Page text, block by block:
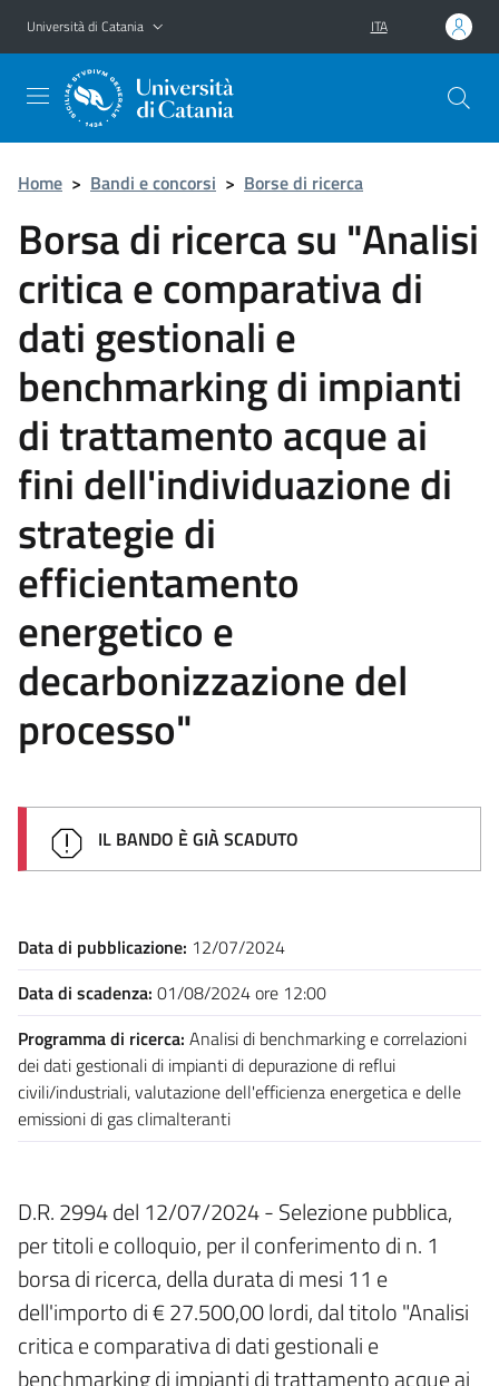
Vai al contenuto principale
Vai al menu di navigazione
Università di Catania ITA
Home > Bandi e concorsi > Borse di ricerca
Borsa di ricerca su "Analisi
critica e comparativa di
dati gestionali e
benchmarking di impianti
di trattamento acque ai
fini dell'individuazione di
strategie di
efficientamento
energetico e
decarbonizzazione del
processo"
IL BANDO È GIÀ SCADUTO
Data di pubblicazione: 12/07/2024
Data di scadenza: 01/08/2024 ore 12:00
Programma di ricerca: Analisi di benchmarking e correlazioni
dei dati gestionali di impianti di depurazione di reflui
civili/industriali, valutazione dell'efficienza energetica e delle
emissioni di gas climalteranti
D.R. 2994 del 12/07/2024 - Selezione pubblica,
per titoli e colloquio, per il conferimento di n. 1
borsa di ricerca, della durata di mesi 11 e
dell'importo di € 27.500,00 lordi, dal titolo "Analisi
critica e comparativa di dati gestionali e
benchmarking di impianti di trattamento acque ai